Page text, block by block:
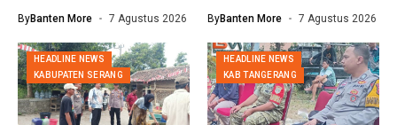
ByBanten More 7 Agustus 2026 ByBanten More 7 Agustus 2026
HEADLINE NEWS
KABUPATEN SERANG
HEADLINE NEWS
KAB TANGERANG